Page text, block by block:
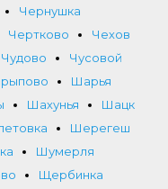
Чернушка
Чертково
Чехов
Чудово
Чусовой
Шарья
Шахунья
Шацк
Шерегеш
Шумерля
Щербинка